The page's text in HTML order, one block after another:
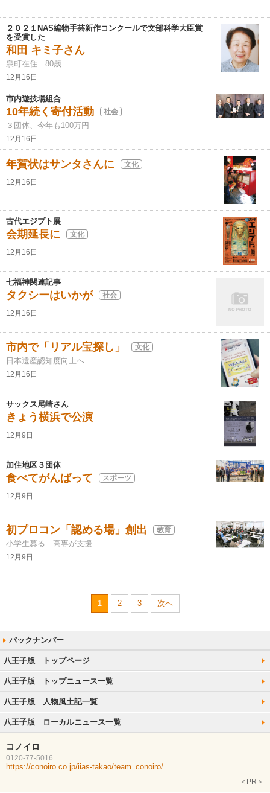
２０２１NAS編物手芸新作コンクールで文部科学大臣賞
を受賞した
和田 キミ子さん
泉町在住 80歳
12月16日
市内遊技場組合
10年続く寄付活動 社会
３団体、今年も100万円
12月16日
年賀状はサンタさんに 文化
12月16日
古代エジプト展
会期延長に 文化
12月16日
七福神関連記事
タクシーはいかが 社会
12月16日
市内で「リアル宝探し」 文化
日本遺産認知度向上へ
12月16日
サックス尾崎さん
きょう横浜で公演
12月9日
加住地区３団体
食べてがんばって スポーツ
12月9日
初プロコン「認める場」創出 教育
小学生募る 高専が支援
12月9日
1 2 3 次へ
八王子版 トップページ
八王子版 トップニュース一覧
八王子版 人物風土記一覧
八王子版 ローカルニュース一覧
コノイロ
0120-77-5016
https://conoiro.co.jp/iias-takao/team_conoiro/
＜PR＞